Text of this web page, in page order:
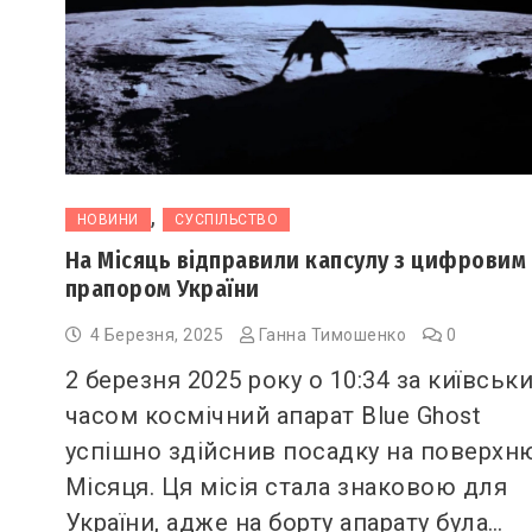
НОВИНИ , СУСПІЛЬСТВО
На Місяць відправили капсулу з цифровим
прапором України
4 Березня, 2025 Ганна Тимошенко 0
2 березня 2025 року о 10:34 за
часом космічний апарат Blue Ghost
успішно здійснив посадку на
Місяця. Ця місія стала знаковою для
України, адже на борту апарату була…